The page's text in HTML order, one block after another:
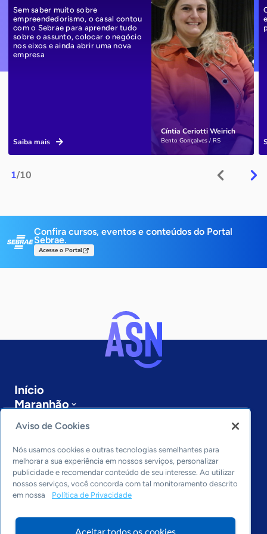
1/10
Cíntia Ceriotti Weirich
Bento Gonçalves / RS
Sem saber muito sobre
empreendedorismo, o casal contou
com o Sebrae para aprender tudo
sobre o assunto, colocar o negócio
nos eixos e ainda abrir uma nova
empresa
Saiba mais
Confira cursos, eventos e conteúdos do Portal
Sebrae.
Acesse o Portal
Início
Maranhão
Sobre a ASN
Últimas notícias
Entre em contato
Editorias
Economia & Política
Inovação & Tecnologia
Cultura empreendedora
Aviso de Cookies
Nós usamos cookies e outras tecnologias semelhantes para
melhorar a sua experiência em nossos serviços, personalizar
publicidade e recomendar conteúdo de seu interesse. Ao utilizar
nossos serviços, você concorda com tal monitoramento descrito
em nossa
Política de Privacidade